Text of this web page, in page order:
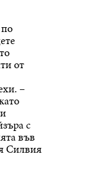
от
–
с
във
Силвия